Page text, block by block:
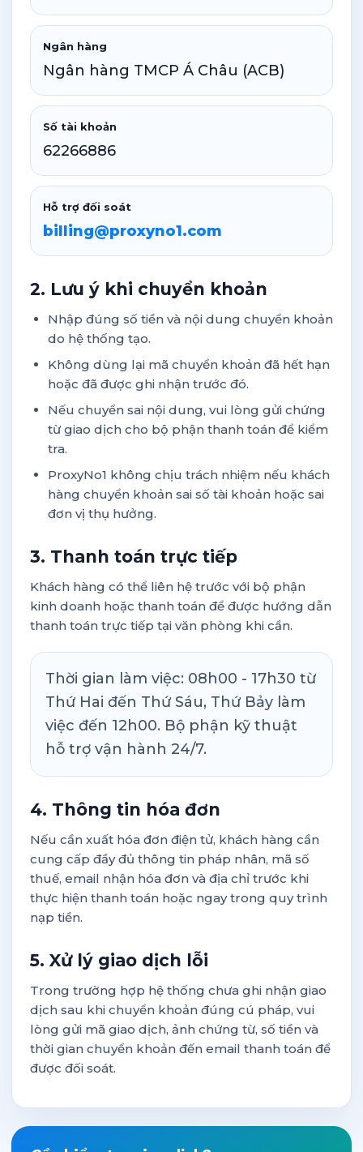
Ngân hàng
Ngân hàng TMCP Á Châu (ACB)
Số tài khoản
62266886
Hỗ trợ đối soát
billing@proxyno1.com
2. Lưu ý khi chuyển khoản
Nhập đúng số tiền và nội dung chuyển khoản
do hệ thống tạo.
Không dùng lại mã chuyển khoản đã hết hạn
hoặc đã được ghi nhận trước đó.
Nếu chuyển sai nội dung, vui lòng gửi chứng
từ giao dịch cho bộ phận thanh toán để kiểm
tra.
ProxyNo1 không chịu trách nhiệm nếu khách
hàng chuyển khoản sai số tài khoản hoặc sai
đơn vị thụ hưởng.
3. Thanh toán trực tiếp
Khách hàng có thể liên hệ trước với bộ phận
kinh doanh hoặc thanh toán để được hướng dẫn
thanh toán trực tiếp tại văn phòng khi cần.
Thời gian làm việc: 08h00 - 17h30 từ
Thứ Hai đến Thứ Sáu, Thứ Bảy làm
việc đến 12h00. Bộ phận kỹ thuật
hỗ trợ vận hành 24/7.
4. Thông tin hóa đơn
Nếu cần xuất hóa đơn điện tử, khách hàng cần
cung cấp đầy đủ thông tin pháp nhân, mã số
thuế, email nhận hóa đơn và địa chỉ trước khi
thực hiện thanh toán hoặc ngay trong quy trình
nạp tiền.
5. Xử lý giao dịch lỗi
Trong trường hợp hệ thống chưa ghi nhận giao
dịch sau khi chuyển khoản đúng cú pháp, vui
lòng gửi mã giao dịch, ảnh chứng từ, số tiền và
thời gian chuyển khoản đến email thanh toán để
được đối soát.